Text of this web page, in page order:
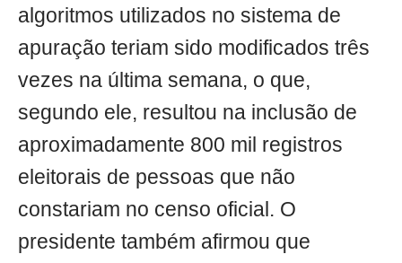
algoritmos utilizados no sistema de
apuração teriam sido modificados três
vezes na última semana, o que,
segundo ele, resultou na inclusão de
aproximadamente 800 mil registros
eleitorais de pessoas que não
constariam no censo oficial. O
presidente também afirmou que